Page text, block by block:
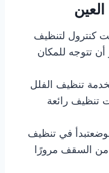
كنترول لتنظيف
أن تتوجه للمكان
تنظيف الفلل
تنظيف رائعة
في تنظيف
من السقف مرورًا